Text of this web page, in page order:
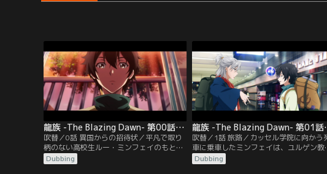
龍族 -The Blazing Dawn- 第00話／吹替
吹替／0話 異国からの招待状／平凡で取り
柄のない高校生ルー・ミンフェイのもとに
ある日突然、異国の学校から謎めいた入学
招待状が届く。破格の好待遇による入学案
Dubbing
龍族 -
吹替／1話 旅路／カッセル学院に向かう
車に乗車したミンフェイは、ユルゲン教
から学院の真の目的について明かされる。
この世界には太古の昔から「龍」が存在
Dubbing